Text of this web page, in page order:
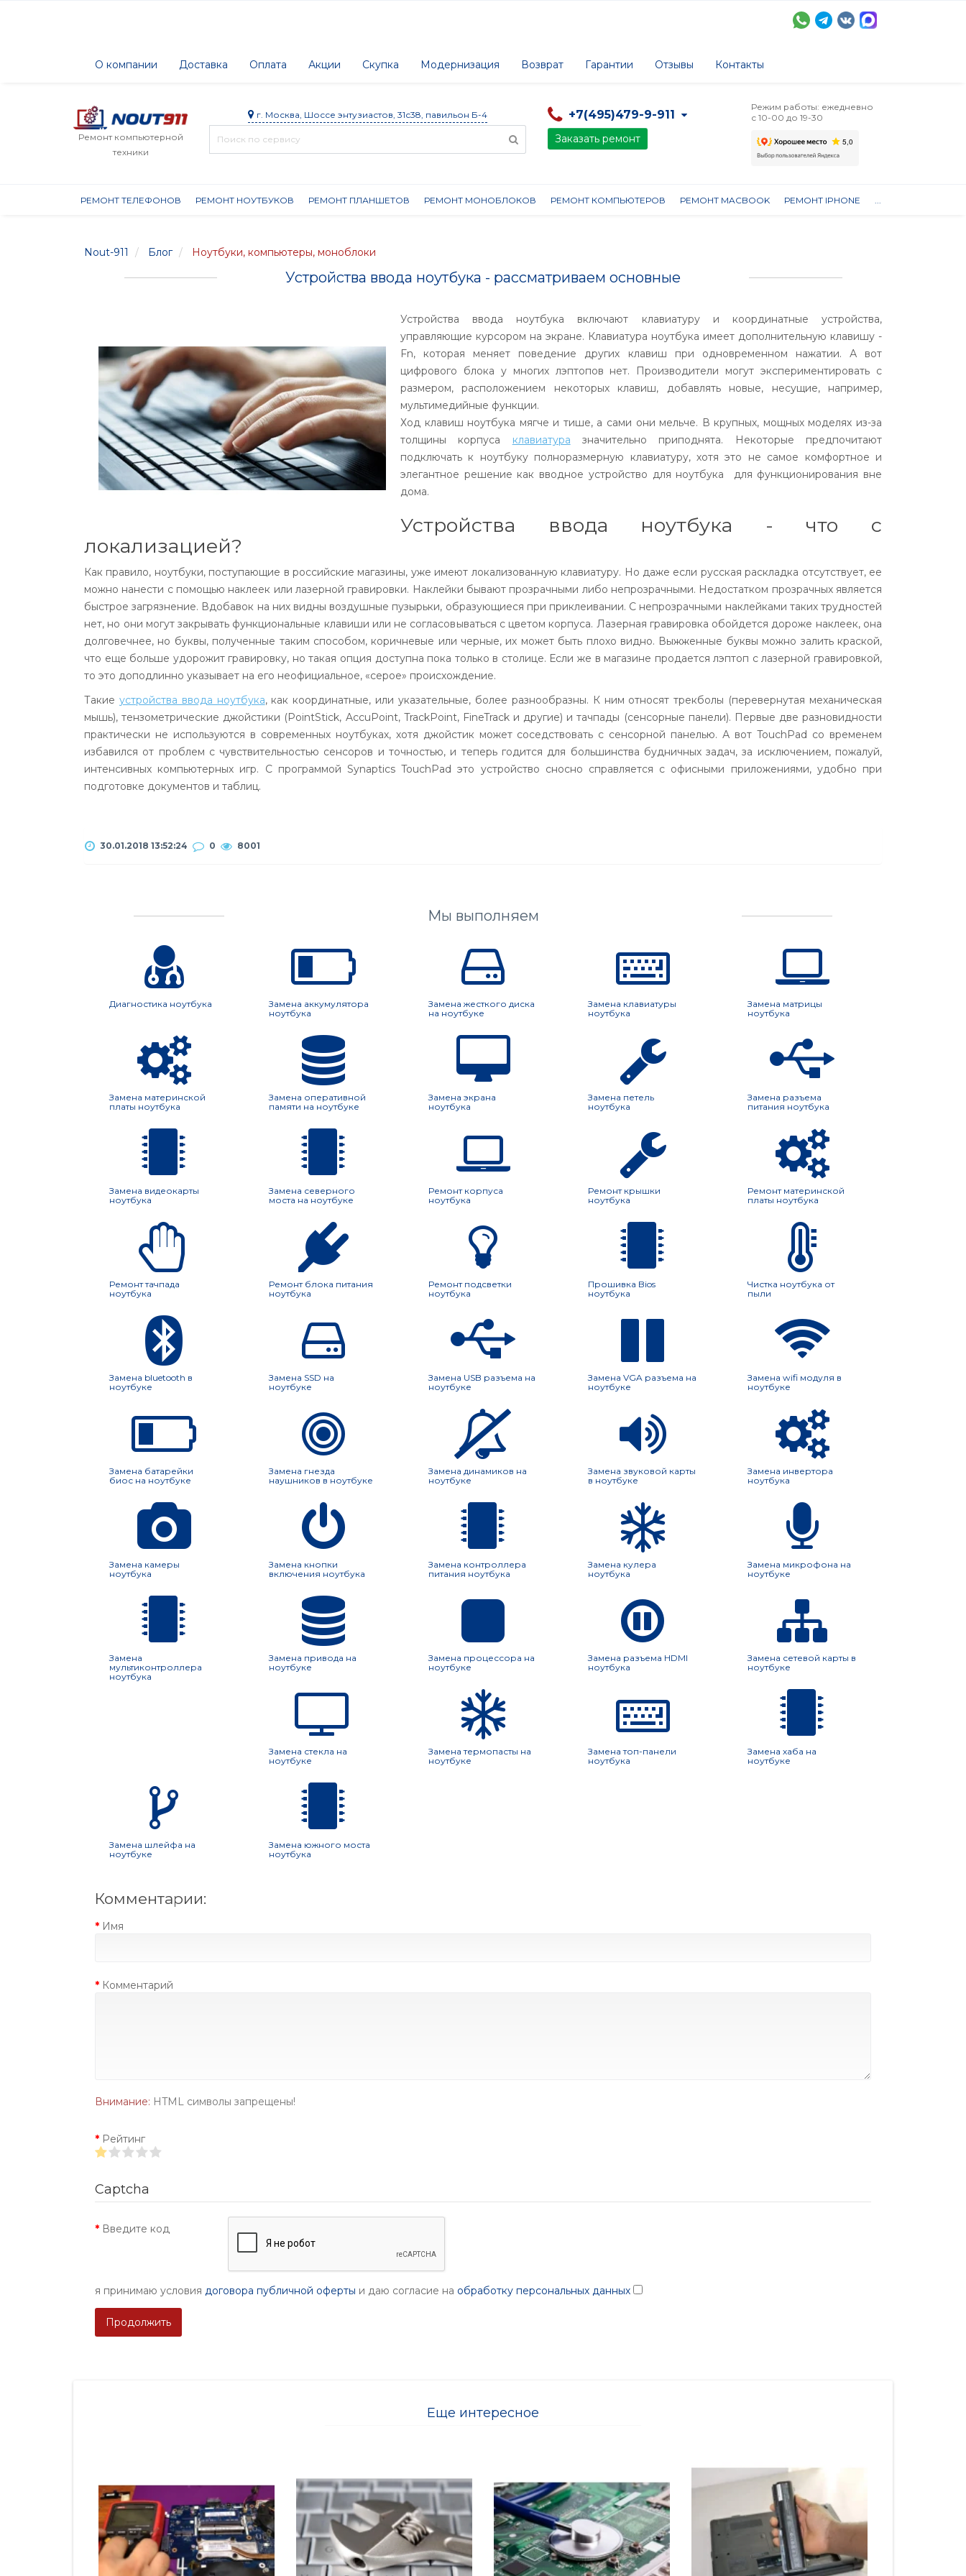
О компании Доставка Оплата Акции Скупка Модернизация Возврат Гарантии Отзывы Контакты
Ремонт компьютерной
техники
г. Москва, Шоссе энтузиастов, 31с38, павильон Б-4 +7(495)479-9-911
Заказать ремонт
Режим работы: ежедневно
с 10-00 до 19-30
РЕМОНТ ТЕЛЕФОНОВ РЕМОНТ НОУТБУКОВ РЕМОНТ ПЛАНШЕТОВ РЕМОНТ МОНОБЛОКОВ РЕМОНТ КОМПЬЮТЕРОВ РЕМОНТ MACBOOK РЕМОНТ IPHONE ...
Nout-911 Блог Ноутбуки, компьютеры, моноблоки
Устройства ввода ноутбука - рассматриваем основные
Устройства ввода ноутбука включают клавиатуру и координатные устройства,
управляющие курсором на экране. Клавиатура ноутбука имеет дополнительную клавишу -
Fn, которая меняет поведение других клавиш при одновременном нажатии. А вот
цифрового блока у многих лэптопов нет. Производители могут экспериментировать с
размером, расположением некоторых клавиш, добавлять новые, несущие, например,
мультимедийные функции.
Ход клавиш ноутбука мягче и тише, а сами они мельче. В крупных, мощных моделях из-за
толщины корпуса клавиатура значительно приподнята. Некоторые предпочитают
подключать к ноутбуку полноразмерную клавиатуру, хотя это не самое комфортное и
элегантное решение как вводное устройство для ноутбука для функционирования вне
дома.
Устройства ввода ноутбука - что с
локализацией?
Как правило, ноутбуки, поступающие в российские магазины, уже имеют локализованную клавиатуру. Но даже если русская раскладка отсутствует, ее
можно нанести с помощью наклеек или лазерной гравировки. Наклейки бывают прозрачными либо непрозрачными. Недостатком прозрачных является
быстрое загрязнение. Вдобавок на них видны воздушные пузырьки, образующиеся при приклеивании. С непрозрачными наклейками таких трудностей
нет, но они могут закрывать функциональные клавиши или не согласовываться с цветом корпуса. Лазерная гравировка обойдется дороже наклеек, она
долговечнее, но буквы, полученные таким способом, коричневые или черные, их может быть плохо видно. Выжженные буквы можно залить краской,
что еще больше удорожит гравировку, но такая опция доступна пока только в столице. Если же в магазине продаетсялэптоп с лазерной гравировкой,
то это доподлинно указывает на его неофициальное, «серое» происхождение.
Такие устройства ввода ноутбука, как координатные, или указательные, более разнообразны. К ним относяттрекболы (перевернутая механическая
мышь), тензометрические джойстики (PointStick, AccuPoint, TrackPoint, FineTrackи другие) итачпады (сенсорные панели). Первые две разновидности
практически не используются в современных ноутбуках, хотя джойстик может соседствовать с сенсорной панелью. А вотTouchPad со временем
избавился от проблем с чувствительностью сенсоров и точностью, и теперь годится для большинства будничных задач, за исключением, пожалуй,
интенсивных компьютерных игр. С программой Synaptics TouchPad это устройство сносно справляется с офисными приложениями, удобно при
подготовке документов и таблиц.
30.01.2018 13:52:24 0 8001
Мы выполняем
Диагностика ноутбука
Замена аккумулятора
ноутбука
Замена жесткого диска
на ноутбуке
Замена клавиатуры
ноутбука
Замена матрицы
ноутбука
Замена материнской
платы ноутбука
Замена оперативной
памяти на ноутбуке
Замена экрана
ноутбука
Замена петель
ноутбука
Замена разъема
питания ноутбука
Замена видеокарты
ноутбука
Замена северного
моста на ноутбуке
Ремонт корпуса
ноутбука
Ремонт крышки
ноутбука
Ремонт материнской
платы ноутбука
Ремонт тачпада
ноутбука
Ремонт блока питания
ноутбука
Ремонт подсветки
ноутбука
Прошивка Bios
ноутбука
Чистка ноутбука от
пыли
Замена bluetooth в
ноутбуке
Замена SSD на
ноутбуке
Замена USB разъема на
ноутбуке
Замена VGA разъема на
ноутбуке
Замена wifi модуля в
ноутбуке
Замена батарейки
биос на ноутбуке
Замена гнезда
наушников в ноутбуке
Замена динамиков на
ноутбуке
Замена звуковой карты
в ноутбуке
Замена инвертора
ноутбука
Замена камеры
ноутбука
Замена кнопки
включения ноутбука
Замена контроллера
питания ноутбука
Замена кулера
ноутбука
Замена микрофона на
ноутбуке
Замена
мультиконтроллера
ноутбука
Замена привода на
ноутбуке
Замена процессора на
ноутбуке
Замена разъема HDMI
ноутбука
Замена сетевой карты в
ноутбуке
Замена стекла на
ноутбуке
Замена термопасты на
ноутбуке
Замена топ-панели
ноутбука
Замена хаба на
ноутбуке
Замена шлейфа на
ноутбуке
Замена южного моста
ноутбука
Комментарии:
Имя
Комментарий
Внимание: HTML символы запрещены!
Рейтинг
Captcha
Введите код
я принимаю условия договора публичной оферты и даю согласие на обработку персональных данных
Продолжить
Еще интересное